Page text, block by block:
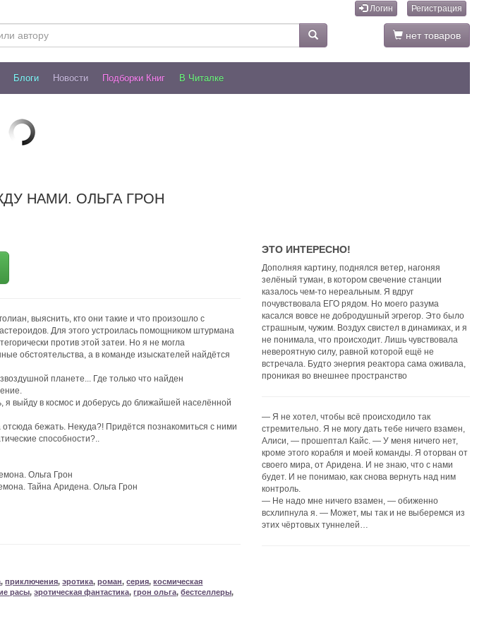
Логин Регистрация
нет товаров
Блоги Новости Подборки Книг В Читалке
НАМИ. ОЛЬГА ГРОН
выяснить, кто они такие и что произошло с
Для этого устроилась помощником штурмана
против этой затеи. Но я не могла
обстоятельства, а в команде изыскателей найдётся
планете... Где только что найден
я выйду в космос и доберусь до ближайшей населённой
бежать. Некуда?! Придётся познакомиться с ними
способности?..
Ольга Грон
Тайна Аридена. Ольга Грон
,приключения,эротика,роман,серия,космическая
расы,эротическая фантастика,грон ольга,бестселлеры,
ЭТО ИНТЕРЕСНО!
Дополняя картину, поднялся ветер, нагоняя
зелёный туман, в котором свечение станции
казалось чем-то нереальным. Я вдруг
почувствовала ЕГО рядом. Но моего разума
касался вовсе не добродушный эгрегор. Это было
страшным, чужим. Воздух свистел в динамиках, и я
не понимала, что происходит. Лишь чувствовала
невероятную силу, равной которой ещё не
встречала. Будто энергия реактора сама оживала,
проникая во внешнее пространство
— Я не хотел, чтобы всё происходило так
стремительно. Я не могу дать тебе ничего взамен,
Алиси, — прошептал Кайс. — У меня ничего нет,
кроме этого корабля и моей команды. Я оторван от
своего мира, от Аридена. И не знаю, что с нами
будет. И не понимаю, как снова вернуть над ним
контроль.
— Не надо мне ничего взамен, — обиженно
всхлипнула я. — Может, мы так и не выберемся из
этих чёртовых туннелей…